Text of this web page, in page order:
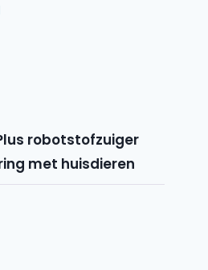
robotstofzuiger
met huisdieren